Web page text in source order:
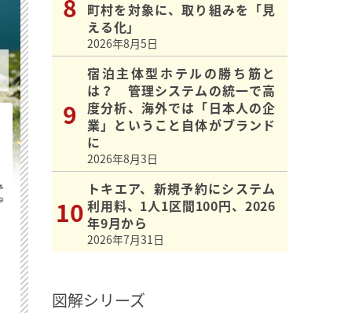
町村を対象に、取り組みを「見
える化」
2026年8月5日
宿泊主体型ホテルの勝ち筋と
は？ 管理システムの統一で高
度分析、海外では「日本人の企
業」ということ自体がブランド
に
2026年8月3日
トキエア、新規予約にシステム
利用料、1人1区間100円、2026
年9月から
2026年7月31日
図解シリーズ